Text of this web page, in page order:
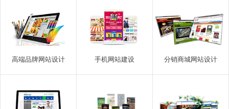
高端品牌网站设计 手机网站建设 分销商城网站设计